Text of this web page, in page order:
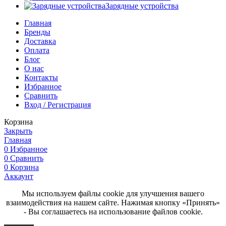
Зарядные устройства
Главная
Бренды
Доставка
Оплата
Блог
О нас
Контакты
Избранное
Сравнить
Вход / Регистрация
Корзина
Закрыть
Главная
0 Избранное
0 Сравнить
0 Корзина
Аккаунт
Мы используем файлы cookie для улучшения вашего
взаимодействия на нашем сайте. Нажимая кнопку «Принять»
- Вы соглашаетесь на использование файлов cookie.